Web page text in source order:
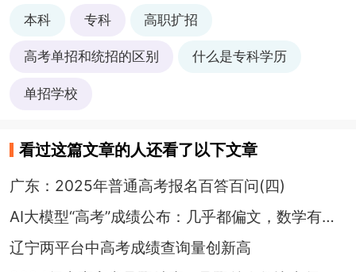
本科 专科 高职扩招
高考单招和统招的区别 什么是专科学历
单招学校
看过这篇文章的人还看了以下文章
广东：2025年普通高考报名百答百问(四)
AI大模型“高考”成绩公布：几乎都偏文，数学有点差，解题思路特别“轴”
辽宁两平台中高考成绩查询量创新高